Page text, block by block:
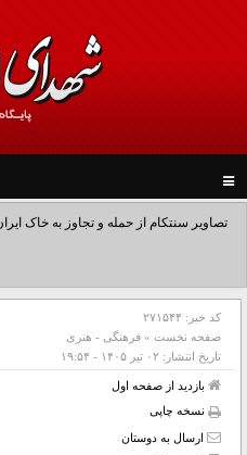
navigation
تصاویر سنتکام از حمله و تجاوز به خاک
کد خبر: ۲۷۱۵۴۴
صفحه نخست » فرهنگی - هنری
تاریخ انتشار: ۰۲ تير ۱۴۰۵ - ۱۹:۵۴
بازدید از صفحه اول
نسخه چاپی
ارسال به دوستان